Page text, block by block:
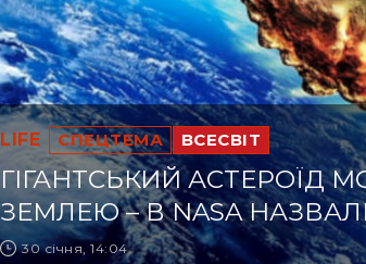
LIFE СПЕЦТЕМА ВСЕСВІТ
ГІГАНТСЬКИЙ АСТЕРОЇД
ЗЕМЛЕЮ – В NASA
30 січня, 14:04